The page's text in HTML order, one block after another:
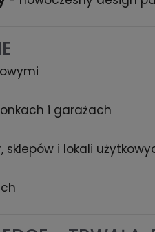
i garażach
sklepów i lokali